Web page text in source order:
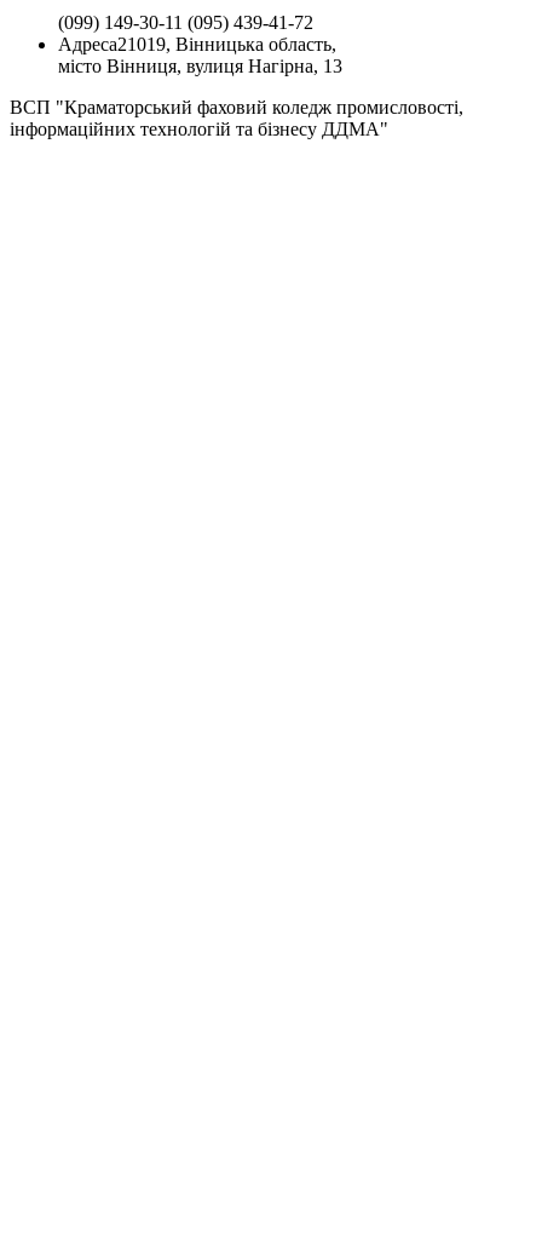
(099) 149-30-11 (095) 439-41-72
Адреса21019, Вінницька область,
місто Вінниця, вулиця Нагірна, 13
ВСП "Краматорський фаховий коледж промисловості,
інформаційних технологій та бізнесу ДДМА"